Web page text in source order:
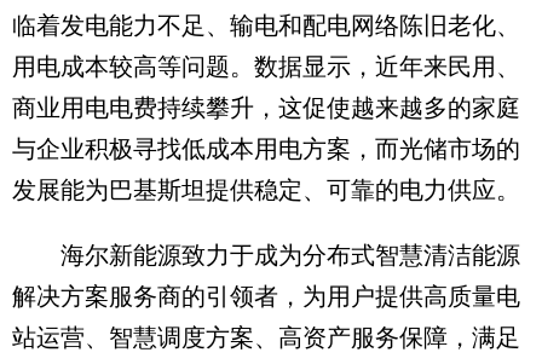
临着发电能力不足、输电和配电网络陈旧老化、
用电成本较高等问题。数据显示，近年来民用、
商业用电电费持续攀升，这促使越来越多的家庭
与企业积极寻找低成本用电方案，而光储市场的
发展能为巴基斯坦提供稳定、可靠的电力供应。
海尔新能源致力于成为分布式智慧清洁能源
解决方案服务商的引领者，为用户提供高质量电
站运营、智慧调度方案、高资产服务保障，满足